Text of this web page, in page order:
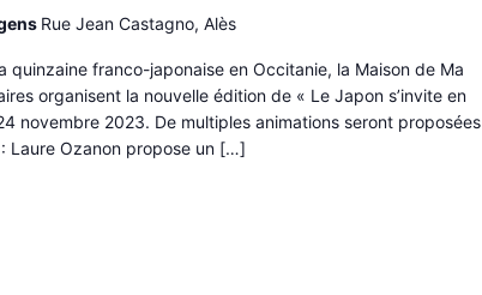
Rue Jean Castagno, Alès
quinzaine franco-japonaise en Occitanie, la Maison de Ma
organisent la nouvelle édition de « Le Japon s’invite en
novembre 2023. De multiples animations seront proposées
Laure Ozanon propose un […]